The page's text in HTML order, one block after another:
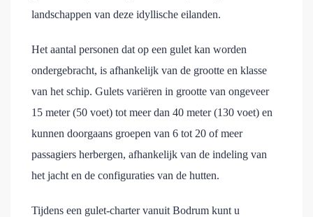
landschappen van deze idyllische eilanden.
Het aantal personen dat op een gulet kan worden
ondergebracht, is afhankelijk van de grootte en klasse
van het schip. Gulets variëren in grootte van ongeveer
15 meter (50 voet) tot meer dan 40 meter (130 voet) en
kunnen doorgaans groepen van 6 tot 20 of meer
passagiers herbergen, afhankelijk van de indeling van
het jacht en de configuraties van de hutten.
Tijdens een gulet-charter vanuit Bodrum kunt u